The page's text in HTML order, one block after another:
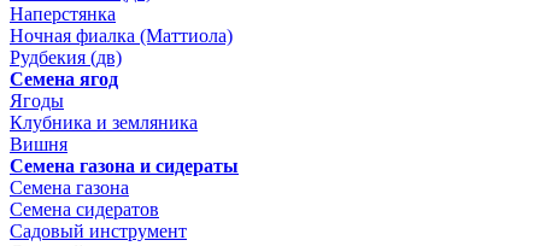
Наперстянка
Ночная фиалка (Маттиола)
Рудбекия (дв)
Семена ягод
Ягоды
Клубника и земляника
Вишня
Семена газона и сидераты
Семена газона
Семена сидератов
Садовый инструмент